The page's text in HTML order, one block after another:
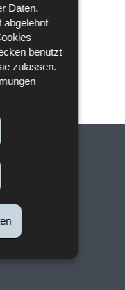
Daten.
abgelehnt
benutzt
zulassen.